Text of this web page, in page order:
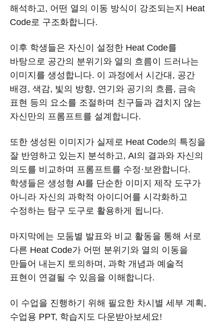
해석하고, 어떤 열의 이동 방식이 강조되는지 Heat
Code로 구조화합니다.
이후 학생들은 자신이 설정한 Heat Code를
바탕으로 공간의 분위기와 열의 흐름이 드러나는
이미지를 생성합니다. 이 과정에서 시간대, 공간
배경, 색감, 빛의 방향, 연기와 공기의 흐름, 금속
표현 등의 요소를 조절하며 친구들과 겹치지 않는
자신만의 프롬프트를 설계합니다.
또한 생성된 이미지가 실제로 Heat Code의 특징을
잘 반영하고 있는지 분석하고, AI의 결과와 자신의
의도를 비교하며 프롬프트를 수정·보완합니다.
학생들은 생성형 AI를 단순한 이미지 제작 도구가
아니라 자신의 과학적 아이디어를 시각화하고
수정하는 탐구 도구로 활용하게 됩니다.
마지막에는 모둠별 발표와 비교 활동을 통해 서로
다른 Heat Code가 어떤 분위기와 열의 이동을
만들어 내는지 토의하며, 과학 개념과 예술적
표현이 연결될 수 있음을 이해합니다.
이 수업을 진행하기 위해 필요한 차시별 세부 계획,
수업용 PPT, 학습지도 다운받아보세요!